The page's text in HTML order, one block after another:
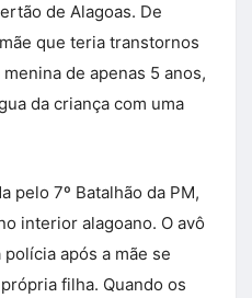
de Alagoas. De
que teria transtornos
de apenas 5 anos,
da criança com uma
pelo 7º Batalhão da PM,
interior alagoano. O avô
após a mãe se
filha. Quando os